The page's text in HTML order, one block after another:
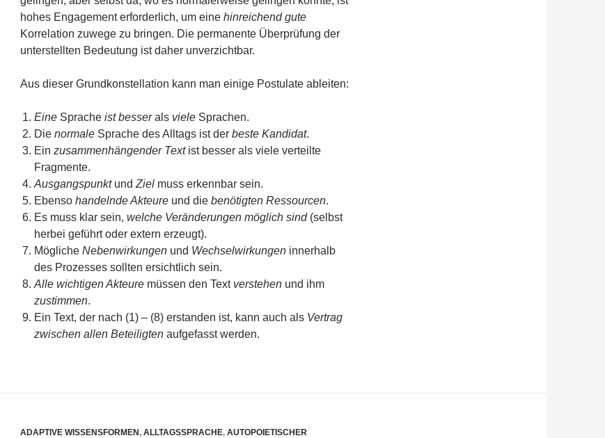
hohes Engagement erforderlich, um eine hinreichend gute
Korrelation zuwege zu bringen. Die permanente Überprüfung der
unterstellten Bedeutung ist daher unverzichtbar.
Aus dieser Grundkonstellation kann man einige Postulate ableiten:
Eine Sprache ist besserals viele Sprachen.
Die normale Sprache des Alltags ist der beste Kandidat.
Ein zusammenhängender Textist besser als viele verteilte
Fragmente.
Ausgangspunktund Ziel muss erkennbar sein.
Ebenso handelnde Akteure und die benötigten Ressourcen.
Es muss klar sein, welche Veränderungen möglich sind(selbst
herbei geführt oder extern erzeugt).
Mögliche Nebenwirkungen und Wechselwirkungen innerhalb
des Prozesses sollten ersichtlich sein.
Alle wichtigen Akteure müssen den Text verstehen und ihm
zustimmen.
Ein Text, der nach (1) – (8) erstanden ist, kann auch als Vertrag
zwischen allen Beteiligten aufgefasst werden.
ADAPTIVE WISSENSFORMEN, ALLTAGSSPRACHE, AUTOPOIETISCHER